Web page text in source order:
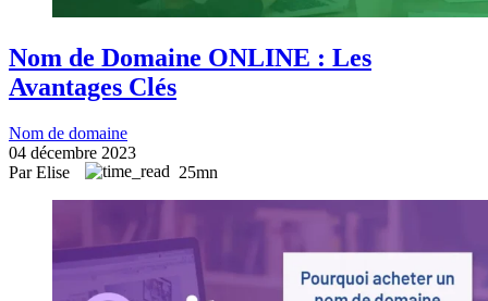
Nom de Domaine ONLINE : Les
Avantages Clés
Nom de domaine
04 décembre 2023
Par Elise
25mn